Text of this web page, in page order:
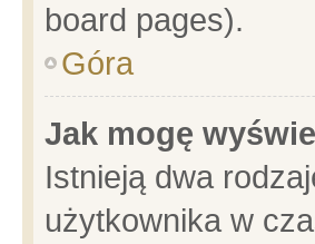
board pages).
Góra
Jak mogę
Istnieją dwa
użytkownika w